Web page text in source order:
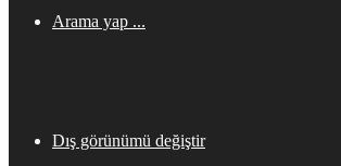
Arama yap ...
Dış görünümü değiştir